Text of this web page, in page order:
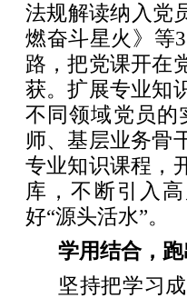
法规解读纳入党
燃奋斗星火》等
路，把党课开在
获。扩展专业知
不同领域党员的
师、基层业务骨
专业知识课程，
库，不断引入
好“源头活水”。
学用结合，
坚持把学习